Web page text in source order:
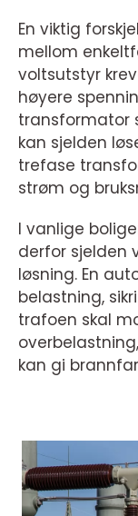
En viktig
mellom
voltsutstyr
høyere
transformator
kan sjelden
trefase
strøm og
I vanlige
derfor sjelden
løsning. En
belastning,
trafoen skal
kan gi